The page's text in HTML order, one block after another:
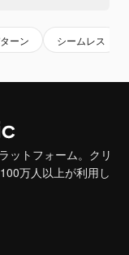
ーン シームレス
ットフォーム。クリ
万人以上が利用し